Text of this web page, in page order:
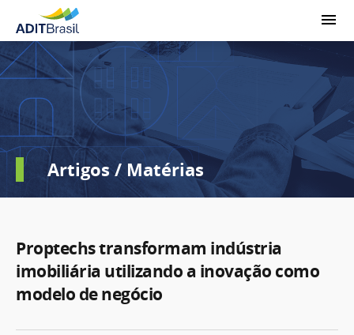
Artigos / Matérias
Proptechs transformam indústria
imobiliária utilizando a inovação como
modelo de negócio